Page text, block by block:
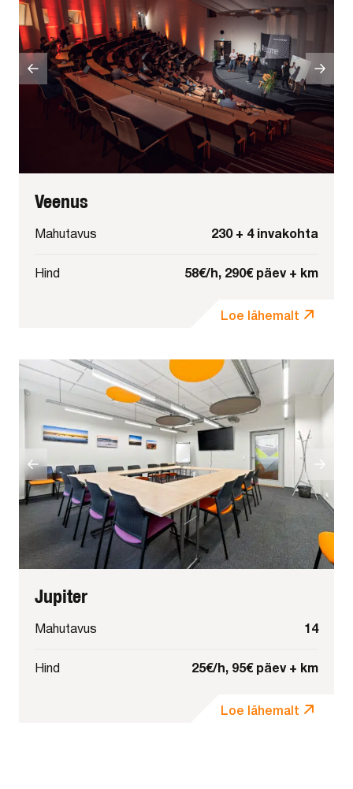
Veenus
Mahutavus 230 + 4 invakohta
Hind 58€/h, 290€ päev + km
Loe lähemalt
Jupiter
Mahutavus 14
Hind 25€/h, 95€ päev + km
Loe lähemalt